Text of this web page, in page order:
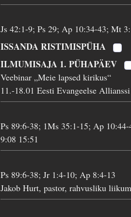
Js 42:1-9; Ps 29; Ap 10:34-43; Mt
ISSANDA RISTIMISPÜHA
ILMUMISAJA 1. PÜHAPÄEV
Veebinar „Meie lapsed kirikus“
11.-18.01 Eesti Evangeelse
Ps 89:6-38; 1Ms 35:1-15; Ap 10:44-
9:08 15:51
Ps 89:6-38; Jr 1:4-10; Ap 8:4-13
Jakob Hurt, pastor, rahvusliku